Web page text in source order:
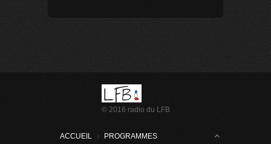
© 2016 radio du LFB
ACCUEIL PROGRAMMES